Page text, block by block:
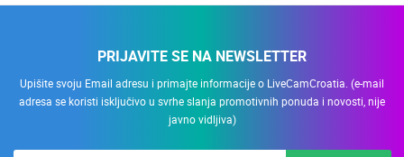
PRIJAVITE SE NA NEWSLETTER
Upišite svoju Email adresu i primajte informacije o LiveCamCroatia. (e-mail
adresa se koristi isključivo u svrhe slanja promotivnih ponuda i novosti, nije
javno vidljiva)